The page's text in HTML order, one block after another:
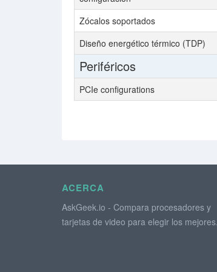
Zócalos soportados
Diseño energético térmico (TDP)
Periféricos
PCIe configurations
ACERCA
AskGeek.io - Compara procesadores y
tarjetas de video para elegir los mejores.